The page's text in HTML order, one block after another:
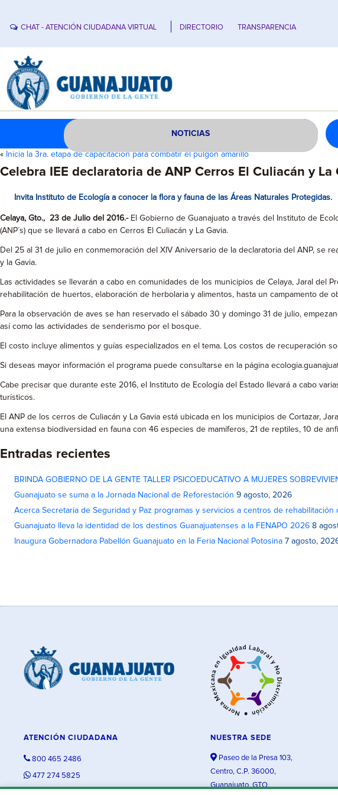
CHAT - ATENCIÓN CIUDADANA VIRTUAL DIRECTORIO TRANSPARENCIA
NOTICIAS
« Inicia la 3ra. etapa de capacitación para combatir el pulgón amarillo
Celebra IEE declaratoria de ANP Cerros El Culiacán y La
Invita Instituto de Ecología a conocer la flora y fauna de las Áreas Naturales Protegidas.
Celaya, Gto., 23 de Julio del 2016.- El Gobierno de Guanajuato a través del Instituto de
(ANP´s) que se llevará a cabo en Cerros El Culiacán y La Gavia.
Del 25 al 31 de julio en conmemoración del XIV Aniversario de la declaratoria del ANP, se
y la Gavia.
Las actividades se llevarán a cabo en comunidades de los municipios de Celaya, Jaral
rehabilitación de huertos, elaboración de herbolaria y alimentos, hasta un campamento de
Para la observación de aves se han reservado el sábado 30 y domingo 31 de julio,
así como las actividades de senderismo por el bosque.
El costo incluye alimentos y guías especializados en el tema. Los costos de recuperación
Si deseas mayor información el programa puede consultarse en la página
Cabe precisar que durante este 2016, el Instituto de Ecología del Estado llevará a cabo
turísticos.
El ANP de los cerros de Culiacán y La Gavia está ubicada en los municipios de Cortazar,
una extensa biodiversidad en fauna con 46 especies de mamíferos, 21 de reptiles, 10 de
Entradas recientes
BRINDA GOBIERNO DE LA GENTE TALLER PSICOEDUCATIVO A MUJERES
Guanajuato se suma a la Jornada Nacional de Reforestación 9 agosto, 2026
Acerca Secretaría de Seguridad y Paz programas y servicios a centros de rehabilitación
Guanajuato lleva la identidad de los destinos Guanajuatenses a la FENAPO 2026 8
Inaugura Gobernadora Pabellón Guanajuato en la Feria Nacional Potosina 7 agosto,
ATENCIÓN CIUDADANA
800 465 2486
477 274 5825
NUESTRA SEDE
Paseo de la Presa 103,
Centro, C.P. 36000,
Guanajuato, GTO.